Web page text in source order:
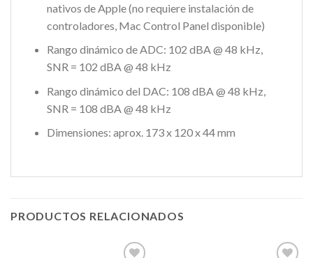
nativos de Apple (no requiere instalación de
controladores, Mac Control Panel disponible)
Rango dinámico de ADC: 102 dBA @ 48 kHz,
SNR = 102 dBA @ 48 kHz
Rango dinámico del DAC: 108 dBA @ 48 kHz,
SNR = 108 dBA @ 48 kHz
Dimensiones: aprox. 173 x 120 x 44 mm
PRODUCTOS RELACIONADOS